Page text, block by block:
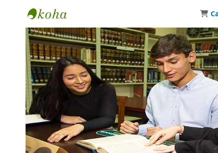
Biblioteca Universidad Monteávila